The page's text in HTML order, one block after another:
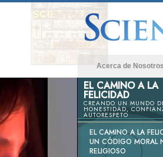
Acerca de Nosotros
EL CAMINO A LA
FELICIDAD
CREANDO UN MUNDO
HONESTIDAD,
AUTORESPETO
EL CAMINO A LA
UN CÓDIGO MORAL
RELIGIOSO